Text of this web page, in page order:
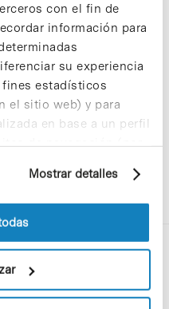
con el fin de
información para
su experiencia
estadísticos
el sitio web) y para
en base a un perfil
de navegación (por
puede consultar
web.
Mostrar detalles
keywords.